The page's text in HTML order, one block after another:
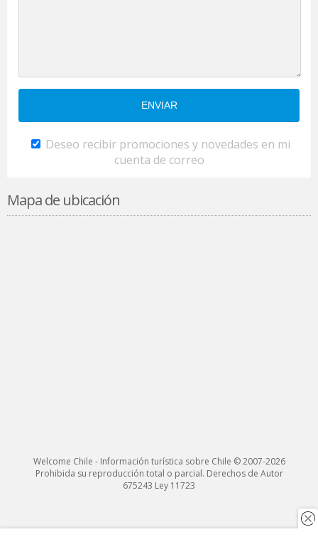
Deseo recibir promociones y novedades en mi
cuenta de correo
Mapa de ubicación
Welcome Chile - Información turística sobre Chile © 2007-2026
Prohibida su reproducción total o parcial. Derechos de Autor
675243 Ley 11723